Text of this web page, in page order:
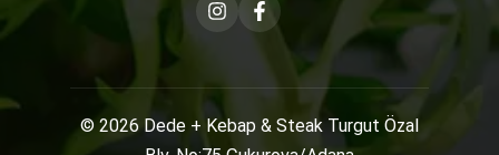
© 2026 Dede + Kebap & Steak Turgut Özal